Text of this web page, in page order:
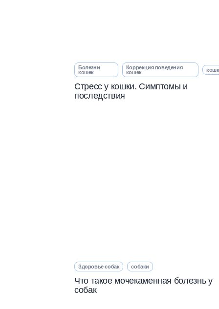
Болезни
кошек
Коррекция поведения
кошек
Стресс у кошки. Симптомы и
последствия
Здоровье собак собаки
Что такое мочекаменная болезнь у
собак